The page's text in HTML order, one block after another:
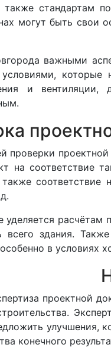
стандартам
могут быть свои
важными
условиями,
и
проверки
на соответствие
также
уделяется расчётам
всего здания.
в условиях
проектной
улучшения,
конечного